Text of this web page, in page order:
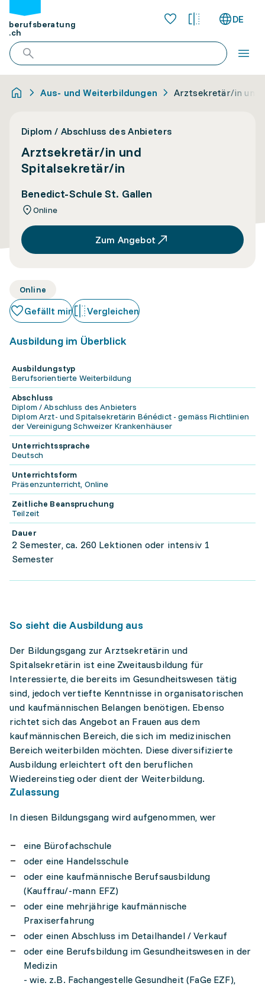
berufsberatung
.ch
DE
Aus- und Weiterbildungen Arztsekretär/in und
Diplom / Abschluss des Anbieters
Arztsekretär/in und
Spitalsekretär/in
Benedict-Schule St. Gallen
Online
Zum Angebot
Online
Gefällt mir Vergleichen
Ausbildung im Überblick
Ausbildungstyp
Berufsorientierte Weiterbildung
Abschluss
Diplom / Abschluss des Anbieters
Diplom Arzt- und Spitalsekretärin Bénédict - gemäss Richtlinien
der Vereinigung Schweizer Krankenhäuser
Unterrichtssprache
Deutsch
Unterrichtsform
Präsenzunterricht, Online
Zeitliche Beanspruchung
Teilzeit
Dauer
2 Semester, ca. 260 Lektionen oder intensiv 1
Semester
So sieht die Ausbildung aus
Der Bildungsgang zur Arztsekretärin und
Spitalsekretärin ist eine Zweitausbildung für
Interessierte, die bereits im Gesundheitswesen tätig
sind, jedoch vertiefte Kenntnisse in organisatorischen
und kaufmännischen Belangen benötigen. Ebenso
richtet sich das Angebot an Frauen aus dem
kaufmännischen Bereich, die sich im medizinischen
Bereich weiterbilden möchten. Diese diversifizierte
Ausbildung erleichtert oft den beruflichen
Wiedereinstieg oder dient der Weiterbildung.
Zulassung
In diesen Bildungsgang wird aufgenommen, wer
eine Bürofachschule
oder eine Handelsschule
oder eine kaufmännische Berufsausbildung
(Kauffrau/-mann EFZ)
oder eine mehrjährige kaufmännische
Praxiserfahrung
oder einen Abschluss im Detailhandel / Verkauf
oder eine Berufsbildung im Gesundheitswesen in der
Medizin
- wie. z.B. Fachangestelle Gesundheit (FaGe EZF),